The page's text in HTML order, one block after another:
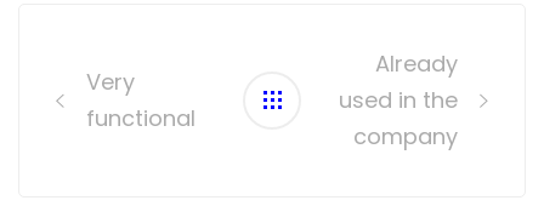
Very
functional
Already
used in the
company